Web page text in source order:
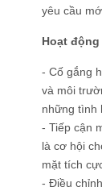
yêu cầu
Hoạt
- Cố gắng
và môi
những tình
- Tiếp cận
là cơ hội
mặt tích
- Điều